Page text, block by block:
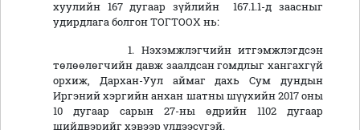
хуулийн 167 дугаар зүйлийн 167.1.1-д заасныг
удирдлага болгон ТОГТООХ нь:
1. Нэхэмжлэгчийн итгэмжлэгдсэн
төлөөлөгчийн давж заалдсан гомдлыг хангахгүй
орхиж, Дархан-Уул аймаг дахь Сум дундын
Иргэний хэргийн анхан шатны шүүхийн 2017 оны
10 дугаар сарын 27-ны өдрийн 1102 дугаар
шийдвэрийг хэвээр үлдээсүгэй.